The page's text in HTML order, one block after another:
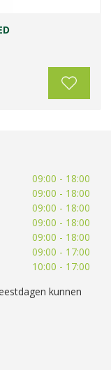
09:00 - 18:00
09:00 - 18:00
09:00 - 18:00
09:00 - 18:00
09:00 - 18:00
09:00 - 17:00
10:00 - 17:00
kunnen